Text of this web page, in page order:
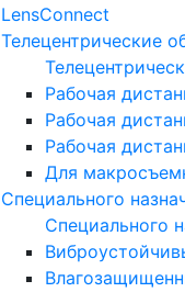
LensConnect
Телецентрические
Рабочая
Рабочая
Рабочая
Для
Специального
Специального